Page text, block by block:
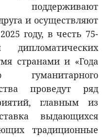
и осуществляют
году, в честь 75-
дипломатических
странами и «Года
гуманитарного
проведут ряд
главным из
выдающихся
традиционные